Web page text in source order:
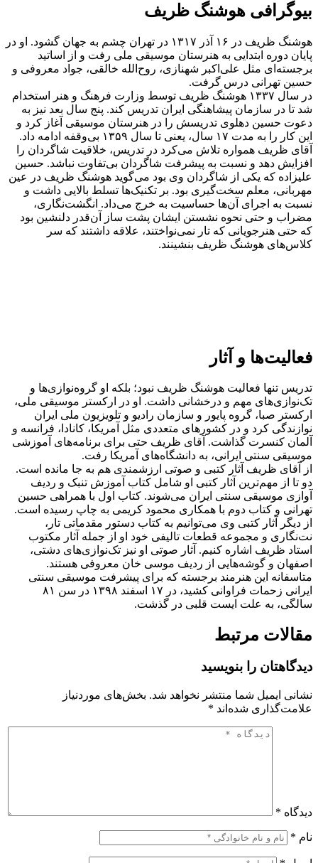
بیوگرافی هوشنگ ظریف
هوشنگ ظریف در ۱۶ آذر ۱۳۱۷ در تهران چشم به جهان گشود. او در
پایان دوره ابتدایی به هنرستان موسیقی ملی رفت و از اساتید
برجسته‌ای مثل علی‌اکبر شهنازی، روح‌الله خالقی، جواد معروفی و
حسین تهرانی درس گرفت.
در سال ۱۳۳۷ هوشنگ ظریف توسط وزارت فرهنگ و هنر استخدام
شد تا در سازمان پیشاهنگی ایران تدریس کند. پنج سال بعد نیز به
دعوت حسین دهلوی تدریسش را در هنرستان موسیقی آغاز کرد و
این کار را به مدت ۱۷ سال، یعنی تا سال ۱۳۵۹ بی‌وقفه ادامه داد.
آقای ظریف همواره تلاش می‌کرد در تدریس، خلاقیت شاگردان را
افزایش دهد و نسبت به پیشرفت شاگردان بی‌تفاوت نباشد. حسین
علیزاده که یکی از شاگردان وی بود می‌گوید هوشنگ ظریف در عین
مهربانی، معلم سخت‌گیری بود. بر تکنیک‌ها تسلط بالایی داشت و
نسبت به اجرای آن‌ها حساسیت به خرج‌ می‌داد. انگشت‌نگاری،
مضراب و حتی نحوه نشستن ایشان پشت ساز آن‌قدر دلنشین بود
که حتی هنرجویانی که تار نمی‌نواختند، علاقه داشتند که سر
کلاس‌های هوشنگ ظریف بنشینند.
فعالیت‌ها و آثار
تدریس تنها فعالیت هوشنگ ظریف نبود؛ بلکه او گروه‌نوازی‌ها و
تک‌نوازی‌های مهم و درخشانی داشت. او در ارکستر موسیقی ملی،
ارکستر صبا، گروه پایور و سازمان رادیو و تلویزیون ملی ایران
نوازندگی کرد و در کشورهای متعددی مثل آمریکا، کانادا، فرانسه و
آلمان کنسرت گذاشت. آقای ظریف حتی برای برنامه‌های آموزشی
موسیقی سنتی ایرانی، به دانشگاه‌های آمریکا رفت.
از آقای ظریف آثار کتبی و صوتی ارزشمندی هم به جا مانده است.
دو تا از مهم‌ترین آثار کتبی او شامل کتاب آموزش تنبک و ردیف
آوازی موسیقی سنتی ایران می‌شوند. کتاب اول با همراهی حسین
تهرانی و کتاب دوم با همکاری محمود کریمی به چاپ رسیده است.
از دیگر آثار کتبی‌ وی می‌توانیم به کتاب دستور مقدماتی تار،
نت‌نگاری و مجموعه قطعات تالیفی خود او از جمله آثار مکتوب
استاد ظریف اشاره کنیم. آثار صوتی او نیز تک‌نوازی‌های دشتی،
اصفهان و گوشه‌هایی از ردیف موسی خان معروفی هستند.
متاسفانه این هنرمند برجسته که برای پیشرفت موسیقی سنتی
ایرانی زحمات فراوانی کشید، در ۱۷ اسفند ۱۳۹۸ در سن ۸۱
سالگی، به علت ایست قلبی در گذشت.
مقالات مرتبط
دیدگاهتان را بنویسید
نشانی ایمیل شما منتشر نخواهد شد. بخش‌های موردنیاز
علامت‌گذاری شده‌اند *
دیدگاه *
نام *